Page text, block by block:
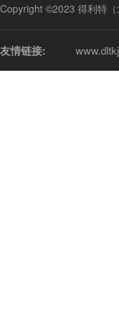
Copyright ©2023 得利特
友情链接: